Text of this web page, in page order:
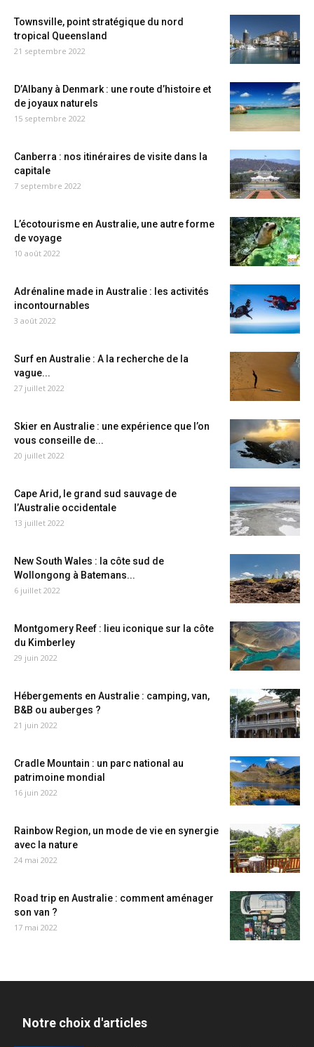
Townsville, point stratégique du nord
tropical Queensland
21 septembre 2022
D’Albany à Denmark : une route d’histoire et
de joyaux naturels
15 septembre 2022
Canberra : nos itinéraires de visite dans la
capitale
7 septembre 2022
L’écotourisme en Australie, une autre forme
de voyage
10 août 2022
Adrénaline made in Australie : les activités
incontournables
3 août 2022
Surf en Australie : A la recherche de la
vague...
27 juillet 2022
Skier en Australie : une expérience que l’on
vous conseille de...
20 juillet 2022
Cape Arid, le grand sud sauvage de
l’Australie occidentale
13 juillet 2022
New South Wales : la côte sud de
Wollongong à Batemans...
6 juillet 2022
Montgomery Reef : lieu iconique sur la côte
du Kimberley
29 juin 2022
Hébergements en Australie : camping, van,
B&B ou auberges ?
21 juin 2022
Cradle Mountain : un parc national au
patrimoine mondial
16 juin 2022
Rainbow Region, un mode de vie en synergie
avec la nature
24 mai 2022
Road trip en Australie : comment aménager
son van ?
17 mai 2022
Notre choix d'articles